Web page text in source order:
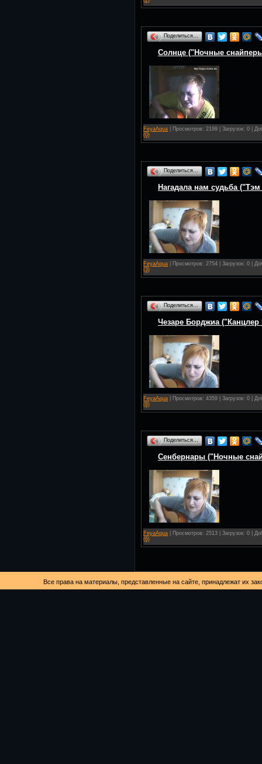
Поделиться…
Солнце ("Ночные
FeyaAqua | Просмотров: 2199 | Загрузок: 0 |
(0)
Поделиться…
Нагадала нам судьба
FeyaAqua | Просмотров: 2754 | Загрузок: 0 |
(3)
Поделиться…
Чезаре Борджиа ("Канцлер
FeyaAqua | Просмотров: 4359 | Загрузок: 0 |
(8)
Поделиться…
Сенбернары ("Ночные
FeyaAqua | Просмотров: 2513 | Загрузок: 0 |
(6)
Все права на материалы, представленные на сайте, принадлежат их